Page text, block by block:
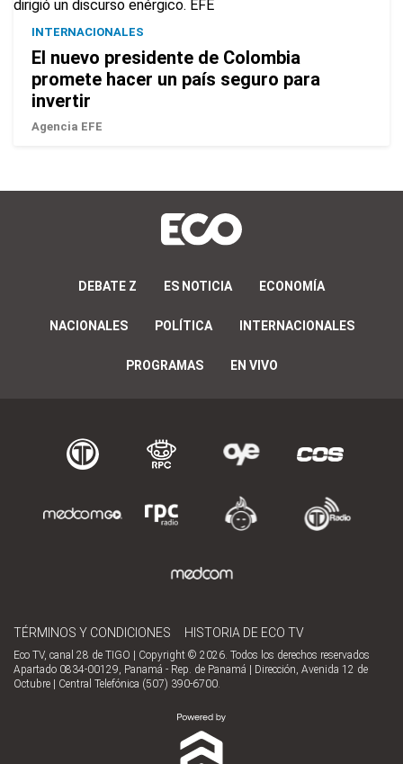
INTERNACIONALES
El nuevo presidente de Colombia
promete hacer un país seguro para
invertir
Agencia EFE
DEBATE Z ES NOTICIA ECONOMÍA
NACIONALES POLÍTICA INTERNACIONALES
PROGRAMAS EN VIVO
TÉRMINOS Y CONDICIONES HISTORIA DE ECO TV
Eco TV, canal 28 de TIGO | Copyright © 2026. Todos los derechos reservados
Apartado 0834-00129, Panamá - Rep. de Panamá | Dirección, Avenida 12 de
Octubre | Central Telefónica (507) 390-6700.